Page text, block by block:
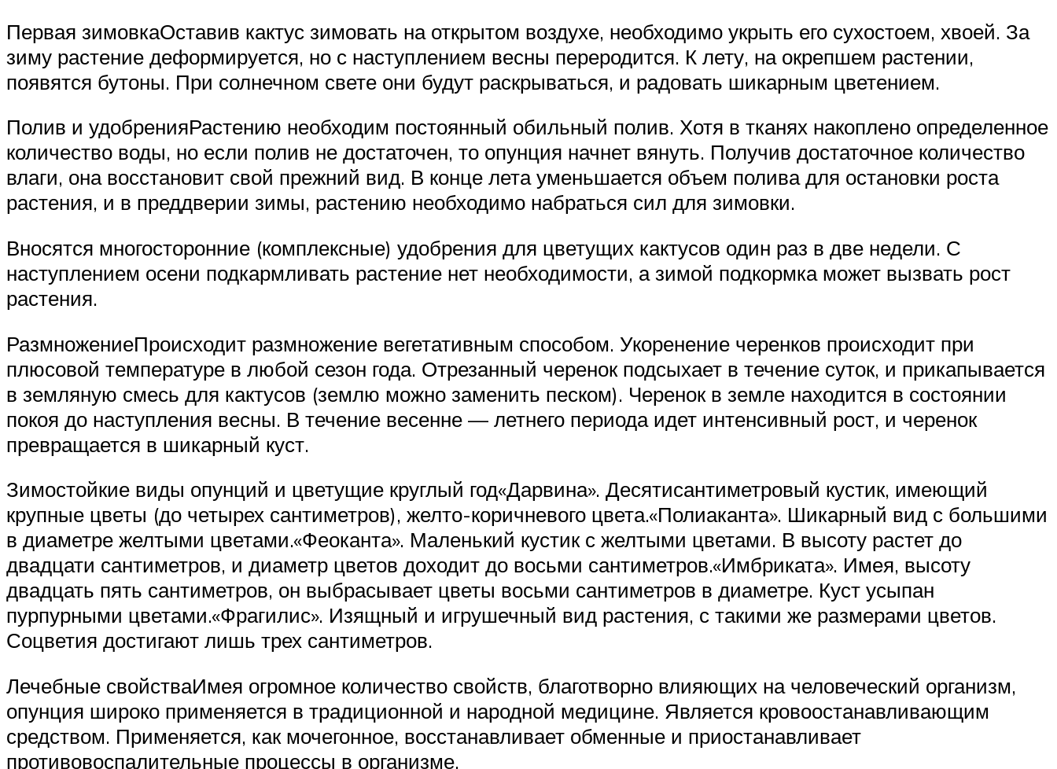
Первая зимовкаОставив кактус зимовать на открытом воздухе, необходимо укрыть его сухостоем, хвоей. За
зиму растение деформируется, но с наступлением весны переродится. К лету, на окрепшем растении,
появятся бутоны. При солнечном свете они будут раскрываться, и радовать шикарным цветением.
Полив и удобренияРастению необходим постоянный обильный полив. Хотя в тканях накоплено определенное
количество воды, но если полив не достаточен, то опунция начнет вянуть. Получив достаточное количество
влаги, она восстановит свой прежний вид. В конце лета уменьшается объем полива для остановки роста
растения, и в преддверии зимы, растению необходимо набраться сил для зимовки.
Вносятся многосторонние (комплексные) удобрения для цветущих кактусов один раз в две недели. С
наступлением осени подкармливать растение нет необходимости, а зимой подкормка может вызвать рост
растения.
РазмножениеПроисходит размножение вегетативным способом. Укоренение черенков происходит при
плюсовой температуре в любой сезон года. Отрезанный черенок подсыхает в течение суток, и прикапывается
в земляную смесь для кактусов (землю можно заменить песком). Черенок в земле находится в состоянии
покоя до наступления весны. В течение весенне — летнего периода идет интенсивный рост, и черенок
превращается в шикарный куст.
Зимостойкие виды опунций и цветущие круглый год«Дарвина». Десятисантиметровый кустик, имеющий
крупные цветы (до четырех сантиметров), желто-коричневого цвета.«Полиаканта». Шикарный вид с большими
в диаметре желтыми цветами.«Феоканта». Маленький кустик с желтыми цветами. В высоту растет до
двадцати сантиметров, и диаметр цветов доходит до восьми сантиметров.«Имбриката». Имея, высоту
двадцать пять сантиметров, он выбрасывает цветы восьми сантиметров в диаметре. Куст усыпан
пурпурными цветами.«Фрагилис». Изящный и игрушечный вид растения, с такими же размерами цветов.
Соцветия достигают лишь трех сантиметров.
Лечебные свойстваИмея огромное количество свойств, благотворно влияющих на человеческий организм,
опунция широко применяется в традиционной и народной медицине. Является кровоостанавливающим
средством. Применяется, как мочегонное, восстанавливает обменные и приостанавливает
противовоспалительные процессы в организме.